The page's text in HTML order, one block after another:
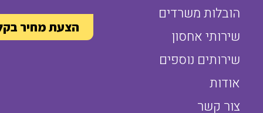
הצעת מחיר
הובלות משרדים
שירותי אחסון
שירותים נוספים
אודות
צור קשר